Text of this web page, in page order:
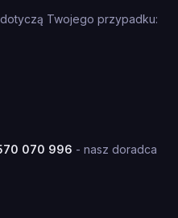
Twojego przypadku:
070 996 - nasz doradca